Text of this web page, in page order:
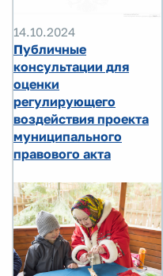
14.10.2024
Публичные
консультации для
оценки
регулирующего
воздействия проекта
муниципального
правового акта